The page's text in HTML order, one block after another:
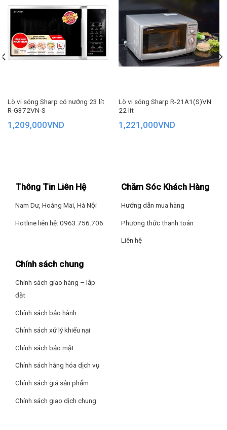
Dung tích 20L
Lò vi sóng Sharp R-201VN-W với dung tích 20L, khoang lò
Công suất 800W
Lò có công suất 800W giúp bạn dễ dàng thực hiện món ăn
Lò có nhiều chức năng nấu nướng đa dạng
Các chức năng nấu chính như: hâm, nấu, rã đông cho phép
bạn thỏa sứcchế biến nhiều món ăn ngon cho gia đình
Lò vi sóng Sharp có nướng 23 lít
R-G372VN-S
1,209,000VND
Lò vi sóng Sharp R-21A1(S)VN
22 lít
1,221,000VND
Thông Tin Liên Hệ
Nam Dư, Hoàng Mai, Hà Nội
Hotline liên hệ: 0963.756.706
Chăm Sóc Khách Hàng
Hướng dẫn mua hàng
Phương thức thanh toán
Liên hệ
Chính sách chung
Chính sách giao hàng – lắp
đặt
Chính sách bảo hành
Chính sách xử lý khiếu nại
Chính sách bảo mật
Chính sách hàng hóa dịch vụ
Chính sách giá sản phẩm
Chính sách giao dịch chung